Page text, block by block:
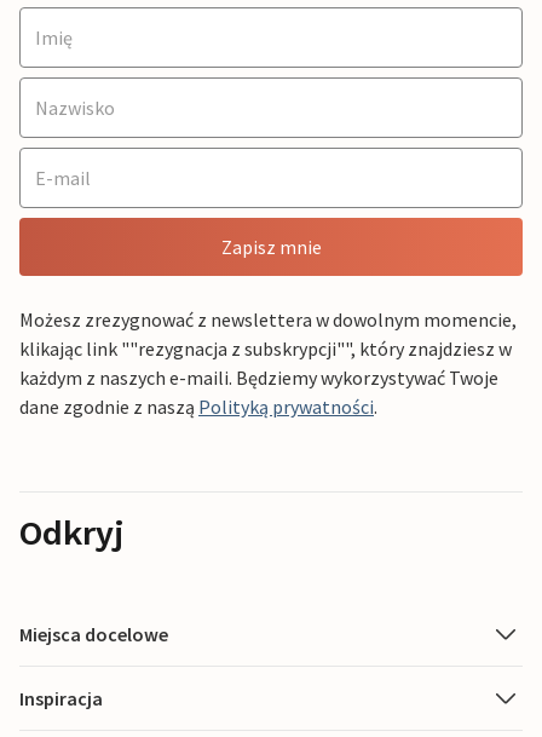
Zapisz mnie
Możesz zrezygnować z newslettera w dowolnym momencie,
klikając link ""rezygnacja z subskrypcji"", który znajdziesz w
każdym z naszych e-maili. Będziemy wykorzystywać Twoje
dane zgodnie z naszą Polityką prywatności.
Odkryj
Miejsca docelowe
Inspiracja